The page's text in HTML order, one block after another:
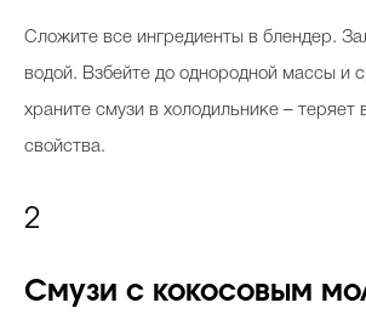
Сложите все ингредиенты в блендер.
водой. Взбейте до однородной массы и
храните смузи в холодильнике – теряет
свойства.
2
Смузи с кокосовым